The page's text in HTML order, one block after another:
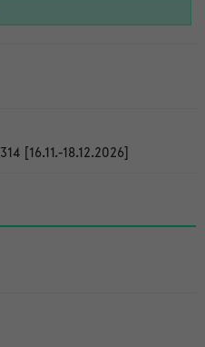
[16.11.-18.12.2026]